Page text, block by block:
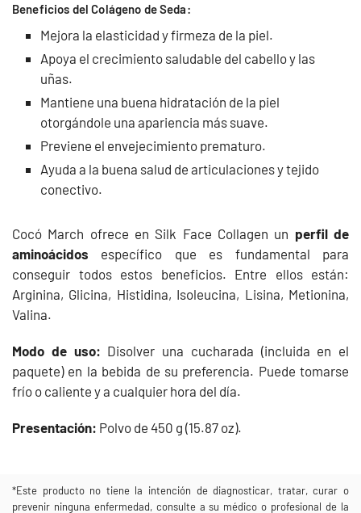
Beneficios del Colágeno de Seda:
Mejora la elasticidad y firmeza de la piel.
Apoya el crecimiento saludable del cabello y las
uñas.
Mantiene una buena hidratación de la piel
otorgándole una apariencia más suave.
Previene el envejecimiento prematuro.
Ayuda a la buena salud de articulaciones y tejido
conectivo.
Cocó March ofrece en Silk Face Collagen un perfil de
aminoácidos específico que es fundamental para
conseguir todos estos beneficios. Entre ellos están:
Arginina, Glicina, Histidina, Isoleucina, Lisina, Metionina,
Valina.
Modo de uso: Disolver una cucharada (incluida en el
paquete) en la bebida de su preferencia. Puede tomarse
frío o caliente y a cualquier hora del día.
Presentación: Polvo de 450 g (15.87 oz).
*Este producto no tiene la intención de diagnosticar, tratar, curar o
prevenir ninguna enfermedad, consulte a su médico o profesional de la